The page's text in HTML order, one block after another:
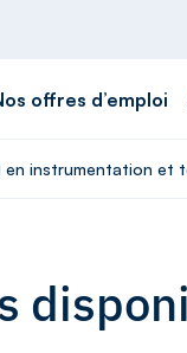
offres d’emploi
instrumentation et